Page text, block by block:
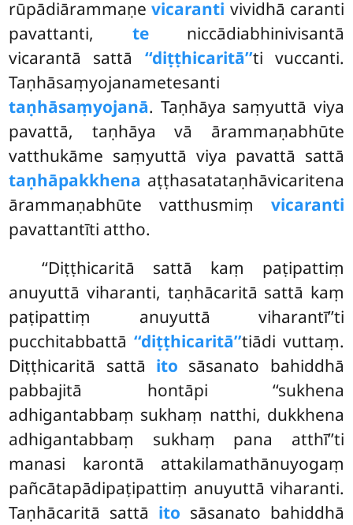
rūpādiārammaṇevicaranti vividhā caranti
pavattanti, teniccādiabhinivisantā
vicarantā sattā ‘‘diṭṭhicaritā’’ti vuccanti.
Taṇhāsaṃyojanametesanti
taṇhāsaṃyojanā. Taṇhāya saṃyuttā viya
pavattā, taṇhāya vā ārammaṇabhūte
vatthukāme saṃyuttā viya pavattā sattā
taṇhāpakkhena aṭṭhasatataṇhāvicaritena
ārammaṇabhūte vatthusmiṃ vicaranti
pavattantīti attho.
‘‘Diṭṭhicaritā sattā kaṃ paṭipattiṃ
anuyuttā viharanti, taṇhācaritā sattā kaṃ
paṭipattiṃ anuyuttā viharantī’’ti
pucchitabbattā ‘‘diṭṭhicaritā’’tiādi vuttaṃ.
Diṭṭhicaritā sattā ito sāsanato bahiddhā
pabbajitā hontāpi ‘‘sukhena
adhigantabbaṃ sukhaṃ natthi, dukkhena
adhigantabbaṃ sukhaṃ pana atthī’’ti
manasi karontā attakilamathānuyogaṃ
pañcātapādipaṭipattiṃ anuyuttā viharanti.
Taṇhācaritā sattā ito sāsanato bahiddhā